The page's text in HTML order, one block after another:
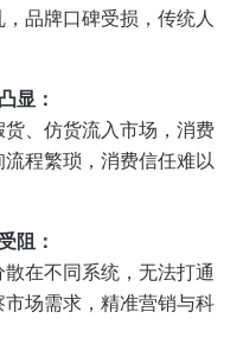
品牌口碑受损，传统人
显：
、仿货流入市场，消费
程繁琐，消费信任难以
阻：
在不同系统，无法打通
场需求，精准营销与科